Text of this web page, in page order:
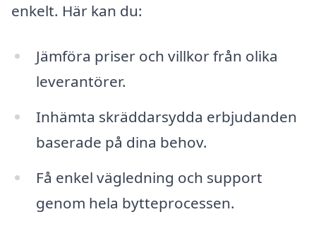
enkelt. Här kan du:
Jämföra priser och villkor från olika
leverantörer.
Inhämta skräddarsydda erbjudanden
baserade på dina behov.
Få enkel vägledning och support
genom hela bytteprocessen.